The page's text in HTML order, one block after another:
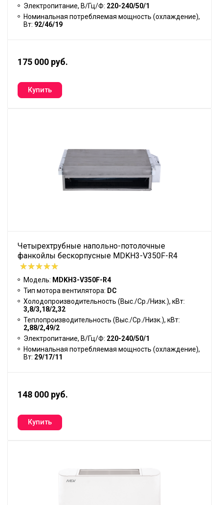
Электропитание, В/Гц/Ф: 220-240/50/1
Номинальная потребляемая мощность (охлаждение),
Вт: 92/46/19
175 000 руб.
Четырехтрубные напольно-потолочные
фанкойлы бескорпусные MDKH3-V350F-R4
Модель: MDKH3-V350F-R4
Тип мотора вентилятора: DC
Холодопроизводительность (Выс./Ср./Низк.), кВт:
3,8/3,18/2,32
Теплопроизводительность (Выс./Ср./Низк.), кВт:
2,88/2,49/2
Электропитание, В/Гц/Ф: 220-240/50/1
Номинальная потребляемая мощность (охлаждение),
Вт: 29/17/11
148 000 руб.